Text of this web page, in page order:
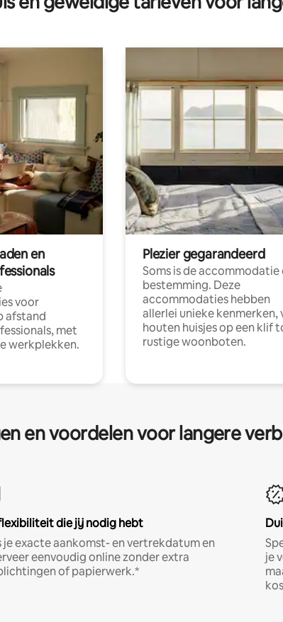
en
voor
afstand
met
werkplekken.
Plezier gegarandeerd
Soms is de accommodatie
bestemming. Deze
accommodaties hebben
allerlei unieke kenmerken,
houten huisjes op een klif
rustige woonboten.
en voordelen voor langere
die jij nodig hebt
je exacte aankomst- en vertrekdatum en
eenvoudig online zonder extra
of papierwerk.*
je